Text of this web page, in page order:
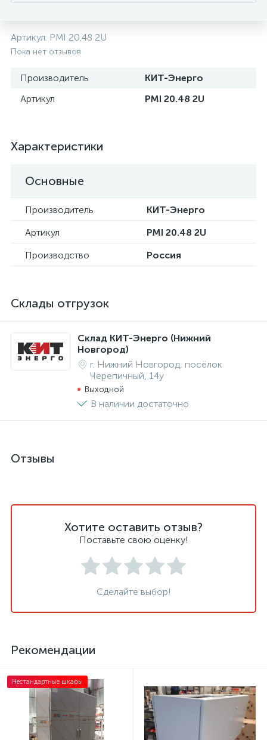
Артикул: PMI 20.48 2U
Пока нет отзывов
Производитель
КИТ-Энерго
Артикул
PMI 20.48 2U
Характеристики
Основные
Производитель
КИТ-Энерго
Артикул
PMI 20.48 2U
Производство
Россия
Склады отгрузок
Склад КИТ-Энерго (Нижний
Новгород)
г. Нижний Новгород, посёлок
Черепичный, 14у
Выходной
В наличии достаточно
Отзывы
Хотите оставить отзыв?
Поставьте свою оценку!
Сделайте выбор!
Рекомендации
Нестандартные шкафы